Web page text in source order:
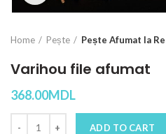
Home Pește Pește Afumat la
Varihou file afumat
368.00MDL
ADD TO CART